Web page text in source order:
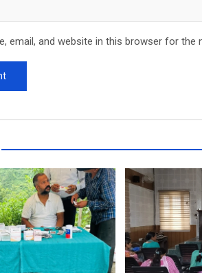
email, and website in this browser for the